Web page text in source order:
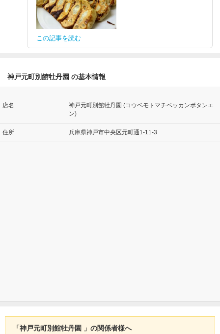
この記事を読む
神戸元町別館牡丹園 の基本情報
店名
神戸元町別館牡丹園 (コウベモトマチベッカンボタンエ
ン)
住所 兵庫県神戸市中央区元町通1-11-3
「神戸元町別館牡丹園 」の関係者様へ